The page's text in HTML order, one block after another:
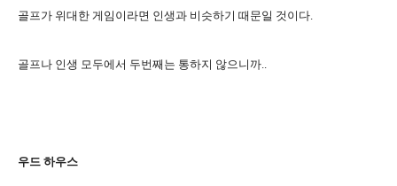
골프가 위대한 게임이라면 인생과 비슷하기 때문일 것이다.
골프나 인생 모두에서 두번째는 통하지 않으니까..
우드 하우스